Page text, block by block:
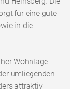
für eine gute
in die
Wohnlage
umliegenden
attraktiv –